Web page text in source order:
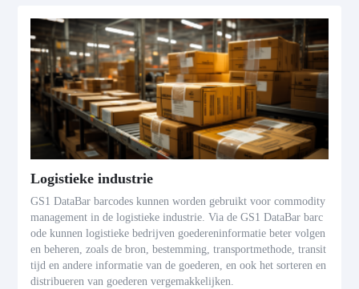
Logistieke industrie
GS1 DataBar barcodes kunnen worden gebruikt voor commodity
management in de logistieke industrie. Via de GS1 DataBar barc
ode kunnen logistieke bedrijven goedereninformatie beter volgen
en beheren, zoals de bron, bestemming, transportmethode, transit
tijd en andere informatie van de goederen, en ook het sorteren en
distribueren van goederen vergemakkelijken.